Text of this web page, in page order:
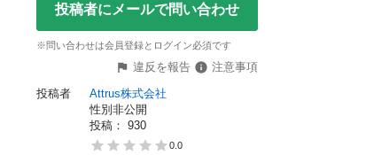
投稿者にメールで問い合わせ
※問い合わせは会員登録とログイン必須です
違反を報告
注意事項
投稿者
Attrus株式会社
性別非公開
投稿： 930
0.0